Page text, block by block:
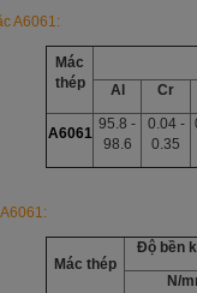
A6061:
Mác
thép
Al
Cr
A6061
95.8 -
98.6
0.04 -
0.35
:
Mác thép
Độ bền
N/